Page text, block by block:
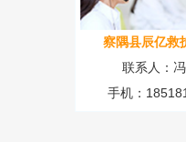
察隅县辰亿救
联系人：
手机：